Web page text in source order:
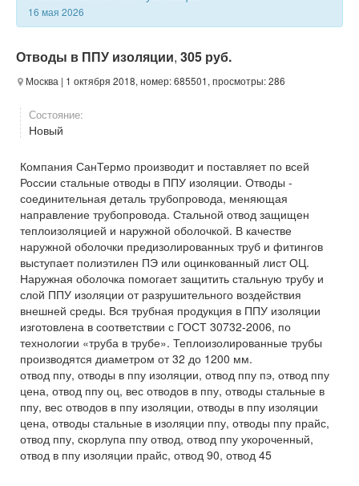
16 мая 2026
Отводы в ППУ изоляции, 305 руб.
Москва | 1 октября 2018, номер: 685501, просмотры: 286
Состояние:
Новый
Компания СанТермо производит и поставляет по всей
России стальные отводы в ППУ изоляции. Отводы -
соединительная деталь трубопровода, меняющая
направление трубопровода. Стальной отвод защищен
теплоизоляцией и наружной оболочкой. В качестве
наружной оболочки предизолированных труб и фитингов
выступает полиэтилен ПЭ или оцинкованный лист ОЦ.
Наружная оболочка помогает защитить стальную трубу и
слой ППУ изоляции от разрушительного воздействия
внешней среды. Вся трубная продукция в ППУ изоляции
изготовлена в соответствии с ГОСТ 30732-2006, по
технологии «труба в трубе». Теплоизолированные трубы
производятся диаметром от 32 до 1200 мм.
отвод ппу, отводы в ппу изоляции, отвод ппу пэ, отвод ппу
цена, отвод ппу оц, вес отводов в ппу, отводы стальные в
ппу, вес отводов в ппу изоляции, отводы в ппу изоляции
цена, отводы стальные в изоляции ппу, отводы ппу прайс,
отвод ппу, скорлупа ппу отвод, отвод ппу укороченный,
отвод в ппу изоляции прайс, отвод 90, отвод 45